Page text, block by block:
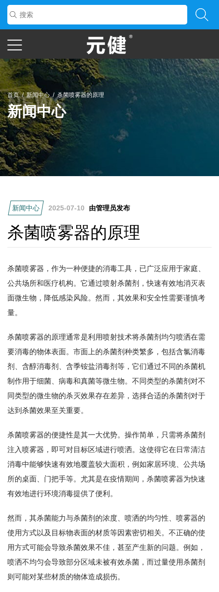
首页 / 新闻中心 / 杀菌喷雾器的原理
新闻中心
新闻中心 2025-07-10 由管理员发布
杀菌喷雾器的原理
杀菌喷雾器，作为一种便捷的消毒工具，已广泛应用于家庭、
公共场所和医疗机构。它通过喷射杀菌剂，快速有效地消灭表
面微生物，降低感染风险。然而，其效果和安全性需要谨慎考
量。
杀菌喷雾器的原理通常是利用喷射技术将杀菌剂均匀喷洒在需
要消毒的物体表面。市面上的杀菌剂种类繁多，包括含氯消毒
剂、含醇消毒剂、含季铵盐消毒剂等，它们通过不同的杀菌机
制作用于细菌、病毒和真菌等微生物。不同类型的杀菌剂对不
同类型的微生物的杀灭效果存在差异，选择合适的杀菌剂对于
达到杀菌效果至关重要。
杀菌喷雾器的便捷性是其一大优势。操作简单，只需将杀菌剂
注入喷雾器，即可对目标区域进行喷洒。这使得它在日常清洁
消毒中能够快速有效地覆盖较大面积，例如家居环境、公共场
所的桌面、门把手等。尤其是在疫情期间，杀菌喷雾器为快速
有效地进行环境消毒提供了便利。
然而，其杀菌能力与杀菌剂的浓度、喷洒的均匀性、喷雾器的
使用方式以及目标物表面的材质等因素密切相关。不正确的使
用方式可能会导致杀菌效果不佳，甚至产生新的问题。例如，
喷洒不均匀会导致部分区域未被有效杀菌，而过量使用杀菌剂
则可能对某些材质的物体造成损伤。